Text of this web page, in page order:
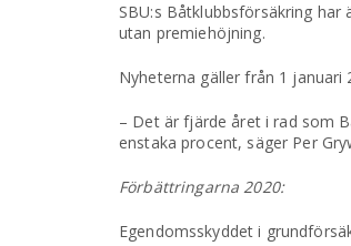
SBU:s Båtklubbsförsäkring
utan premiehöjning.
Nyheterna gäller från 1 januari
– Det är fjärde året i rad som
enstaka procent, säger Per
Förbättringarna 2020:
Egendomsskyddet i